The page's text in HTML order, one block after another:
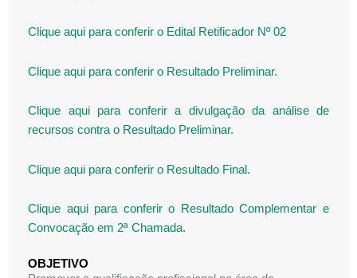
Clique aqui para conferir o Edital Retificador Nº 02
Clique aqui para conferir o Resultado Preliminar.
Clique aqui para conferir a divulgação da análise de
recursos contra o Resultado Preliminar.
Clique aqui para conferir o Resultado Final.
Clique aqui para conferir o Resultado Complementar e
Convocação em 2ª Chamada.
OBJETIVO